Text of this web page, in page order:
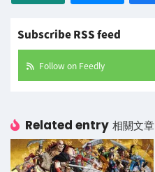
Subscribe RSS feed
Follow on Feedly
Related entry 相關文章